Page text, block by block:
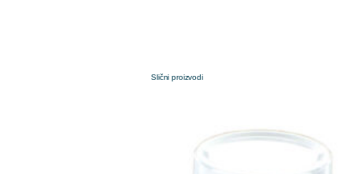
Slični proizvodi